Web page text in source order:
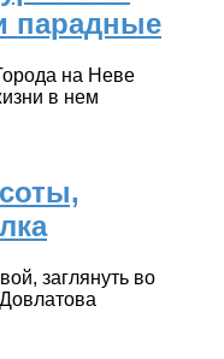
парадные
на Неве
в нем
заглянуть во